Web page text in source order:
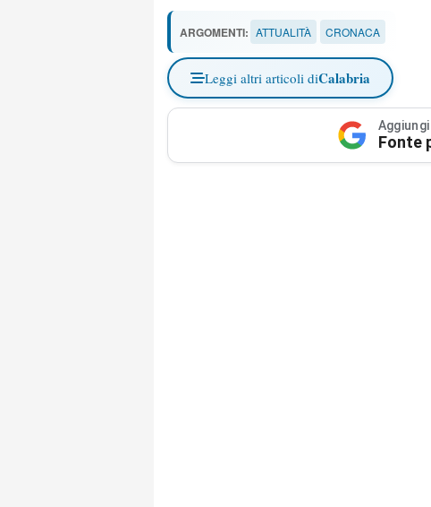
ARGOMENTI: ATTUALITÀ CRONACA
Leggi altri articoli diCalabria
Fonte